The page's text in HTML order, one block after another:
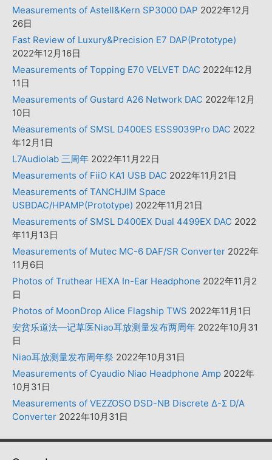
Measurements of Astell&Kern SP3000 DAP 2022年12月
26日
Fast Review of Luxury&Precision E7 DAP(Prototype)
2022年12月16日
Measurements of Topping E70 VELVET DAC 2022年12月
11日
Measurements of Gustard A26 Network DAC 2022年12月
10日
Measurements of SMSL D400ES ESS9039Pro DAC 2022
年12月1日
L7Audiolab 三周年 2022年11月22日
Measurements of FiiO KA1 USB DAC 2022年11月21日
Measurements of TANCHJIM Space
USBDAC/HPAMP(Prototype) 2022年11月21日
Measurements of SMSL D400EX Dual 4499EX DAC 2022
年11月13日
Measurements of Mutec MC-6 DAF/SR Converter 2022年
11月6日
Photos of Truthear HEXA In-Ear Headphone 2022年11月2
日
Photos of MoonDrop Alice Flagship TWS 2022年11月1日
安贫乐道法—记草医Niao耳放测量发布两周年 2022年10月31
日
Niao耳放测量发布周年祭 2022年10月31日
Measurements of Cyaudio Niao Headphone Amp 2022年
10月31日
Measurements of VEZZOSO DSD-NB Discrete Δ-Σ D/A
Converter 2022年10月31日